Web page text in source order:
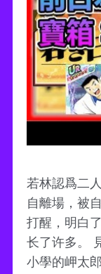
若林認爲二
自離場，被
打醒，明白
长了许多。
小學的岬太